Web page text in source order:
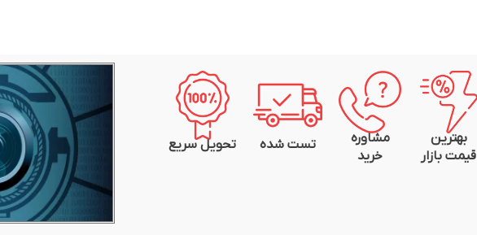
بهترین
قیمت بازار
مشاوره
خرید
تست شده تحویل سریع